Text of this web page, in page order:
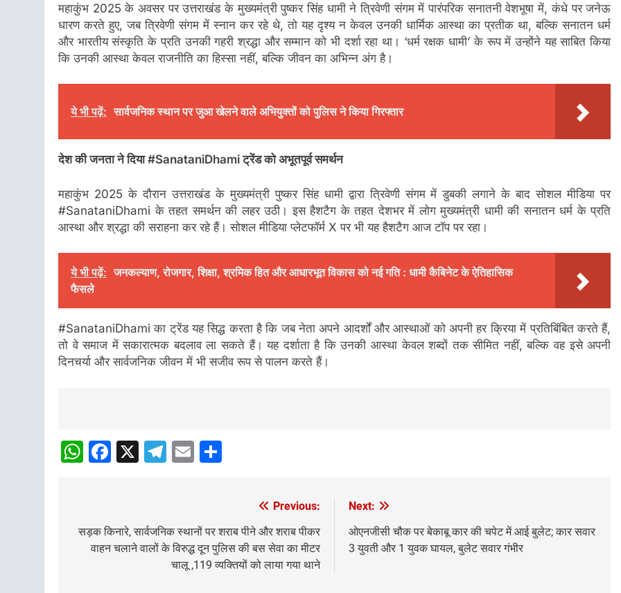
महाकुंभ 2025 के अवसर पर उत्तराखंड के मुख्यमंत्री पुष्कर सिंह धामी ने त्रिवेणी संगम में पारंपरिक सनातनी वेशभूषा में, कंधे पर जनेऊ
धारण करते हुए, जब त्रिवेणी संगम में स्नान कर रहे थे, तो यह दृश्य न केवल उनकी धार्मिक आस्था का प्रतीक था, बल्कि सनातन धर्म
और भारतीय संस्कृति के प्रति उनकी गहरी श्रद्धा और सम्मान को भी दर्शा रहा था। ‘धर्म रक्षक धामी’ के रूप में उन्होंने यह साबित किया
कि उनकी आस्था केवल राजनीति का हिस्सा नहीं, बल्कि जीवन का अभिन्न अंग है।
ये भी पढ़ें: सार्वजनिक स्थान पर जुआ खेलने वाले अभियुक्तों को पुलिस ने किया गिरफ्तार
देश की जनता ने दिया #SanataniDhami ट्रेंड को अभूतपूर्व समर्थन
महाकुंभ 2025 के दौरान उत्तराखंड के मुख्यमंत्री पुष्कर सिंह धामी द्वारा त्रिवेणी संगम में डुबकी लगाने के बाद सोशल मीडिया पर
#SanataniDhami के तहत समर्थन की लहर उठी। इस हैशटैग के तहत देशभर में लोग मुख्यमंत्री धामी की सनातन धर्म के प्रति
आस्था और श्रद्धा की सराहना कर रहे हैं। सोशल मीडिया प्लेटफॉर्म X पर भी यह हैशटैग आज टॉप पर रहा।
ये भी पढ़ें: जनकल्याण, रोजगार, शिक्षा, श्रमिक हित और आधारभूत विकास को नई गति : धामी कैबिनेट के ऐतिहासिक
फैसले
#SanataniDhami का ट्रेंड यह सिद्ध करता है कि जब नेता अपने आदर्शों और आस्थाओं को अपनी हर क्रिया में प्रतिबिंबित करते हैं,
तो वे समाज में सकारात्मक बदलाव ला सकते हैं। यह दर्शाता है कि उनकी आस्था केवल शब्दों तक सीमित नहीं, बल्कि वह इसे अपनी
दिनचर्या और सार्वजनिक जीवन में भी सजीव रूप से पालन करते हैं।
Navigation
WhatsApp
Facebook
X Telegram
Email
navigation
Previous:
सड़क किनारे, सार्वजनिक स्थानों पर शराब पीने और शराब पीकर
वाहन चलाने वालों के विरुद्ध दून पुलिस की बस सेवा का मीटर
चालू ,119 व्यक्तियों को लाया गया थाने
Next:
ओएनजीसी चौक पर बेकाबू कार की चपेट में आई बुलेट; कार सवार
3 युवती और 1 युवक घायल, बुलेट सवार गंभीर